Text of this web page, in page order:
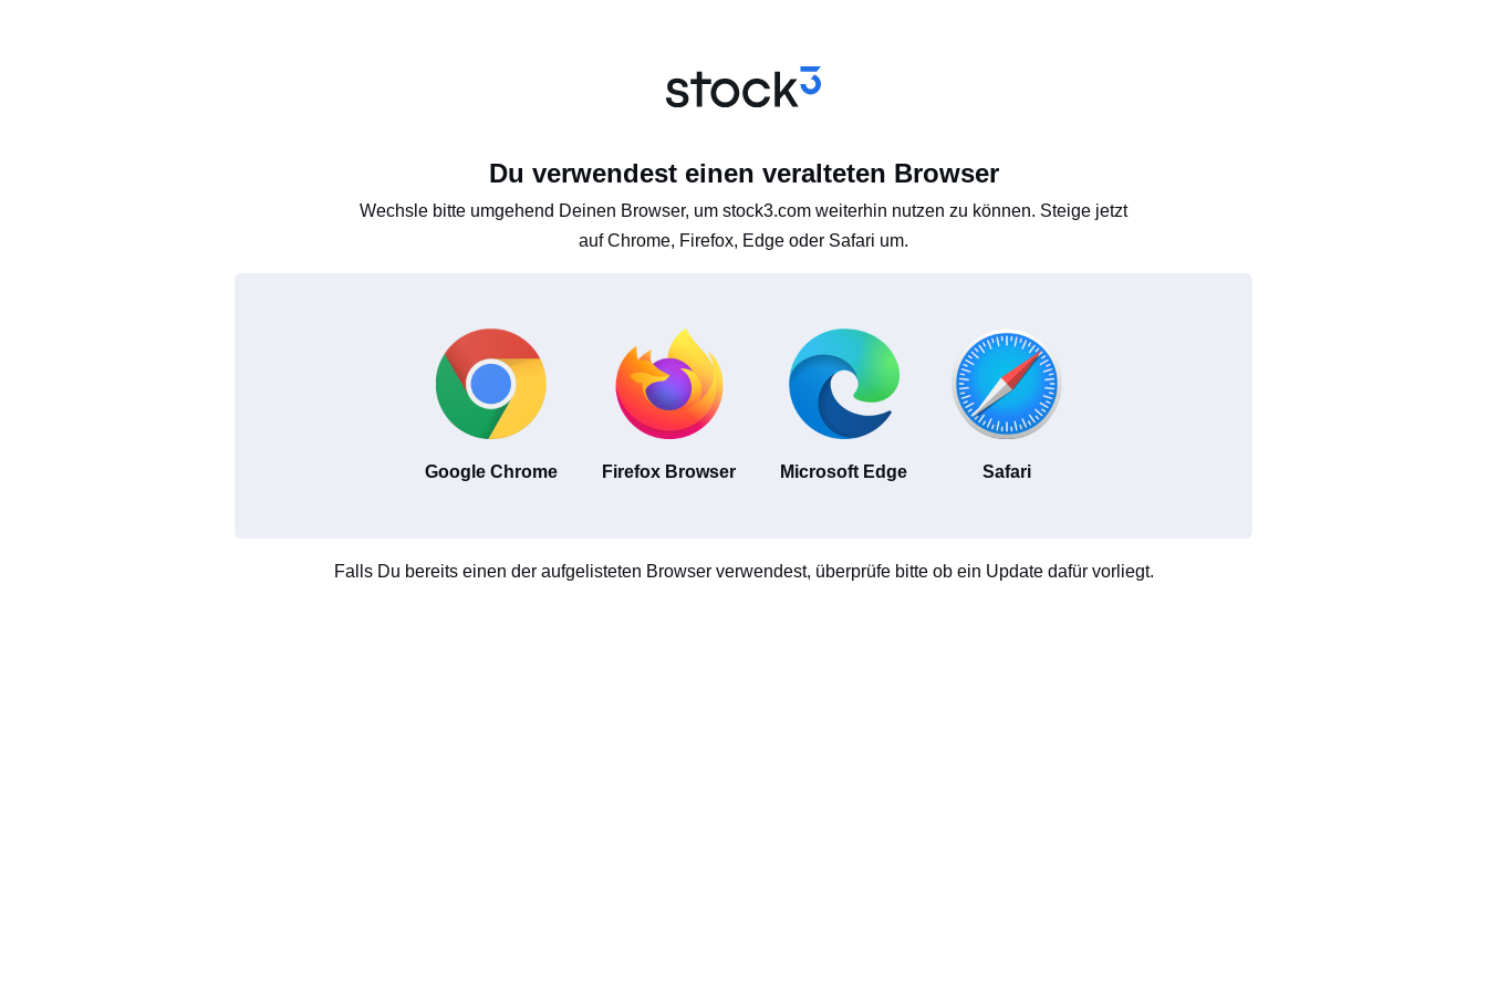
Du verwendest einen veralteten Browser
Wechsle bitte umgehend Deinen Browser, um stock3.com weiterhin nutzen zu können. Steige jetzt
auf Chrome, Firefox, Edge oder Safari um.
Google Chrome Firefox Browser Microsoft Edge Safari
Falls Du bereits einen der aufgelisteten Browser verwendest, überprüfe bitte ob ein Update dafür vorliegt.